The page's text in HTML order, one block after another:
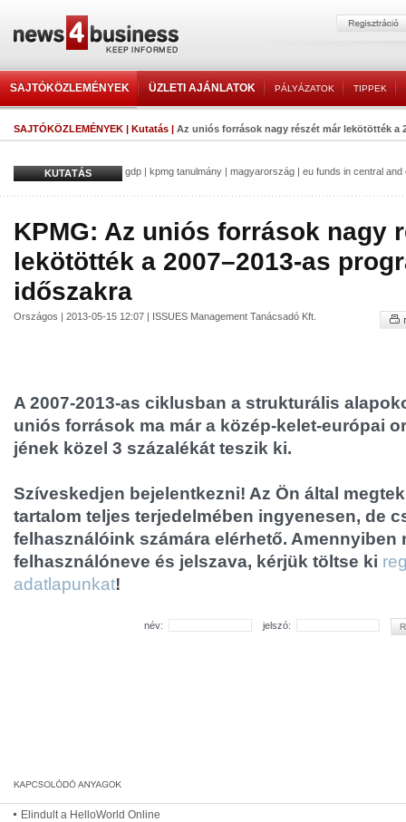
SAJTÓKÖZLEMÉNYEK ÜZLETI AJÁNLATOK PÁLYÁZATOK TIPPEK
SAJTÓKÖZLEMÉNYEK | Kutatás | Az uniós források nagy részét már lekötötték a
KUTATÁS gdp | kpmg tanulmány | magyarország | eu funds in central and
KPMG: Az uniós források nagy
lekötötték a 2007–2013-as
időszakra
Országos | 2013-05-15 12:07 | ISSUES Management Tanácsadó Kft.
A 2007-2013-as ciklusban a strukturális
uniós források ma már a közép-kelet-európai
jének közel 3 százalékát teszik ki.
Szíveskedjen bejelentkezni! Az Ön által
tartalom teljes terjedelmében ingyenesen, de
felhasználóink számára elérhető. Amennyiben
felhasználóneve és jelszava, kérjük töltse ki
adatlapunkat!
név: jelszó:
Elindult a HelloWorld Online